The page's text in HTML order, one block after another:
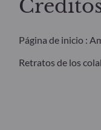
Página de inicio :
Retratos de los